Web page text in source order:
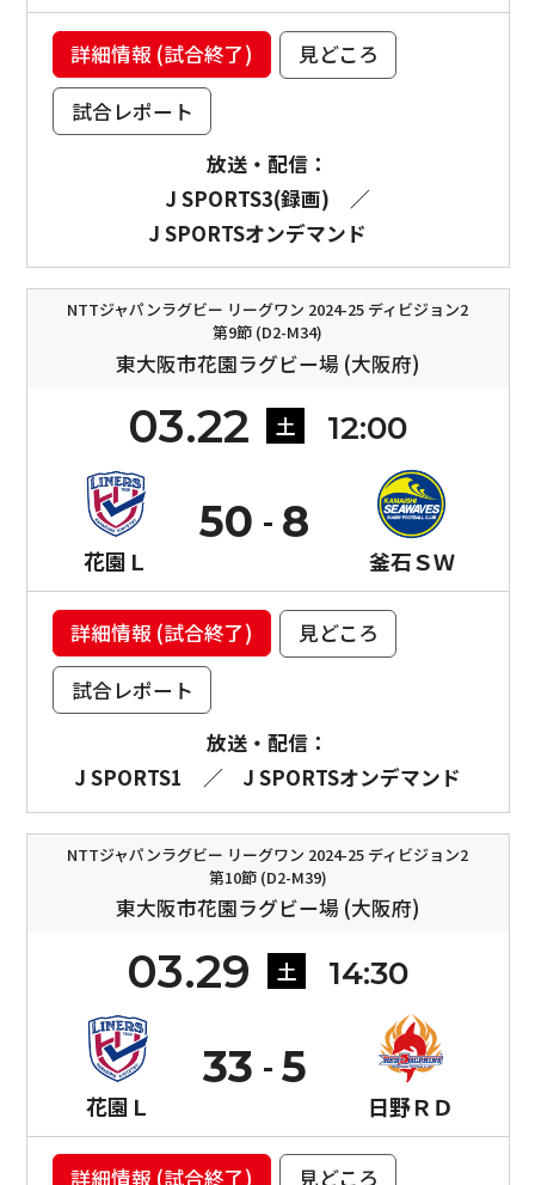
詳細情報 (試合終了)
見どころ
試合レポート
放送・配信：
J SPORTS3(録画)
／
J SPORTSオンデマンド
NTTジャパンラグビー リーグワン 2024-25 ディビジョン2
第9節 (D2-M34)
東大阪市花園ラグビー場 (大阪府)
03.22 土 12:00
花園Ｌ
50
釜石ＳＷ
8
詳細情報 (試合終了)
見どころ
試合レポート
放送・配信：
J SPORTS1
／ J SPORTSオンデマンド
NTTジャパンラグビー リーグワン 2024-25 ディビジョン2
第10節 (D2-M39)
東大阪市花園ラグビー場 (大阪府)
03.29 土 14:30
花園Ｌ
33
日野ＲＤ
5
詳細情報 (試合終了)
見どころ